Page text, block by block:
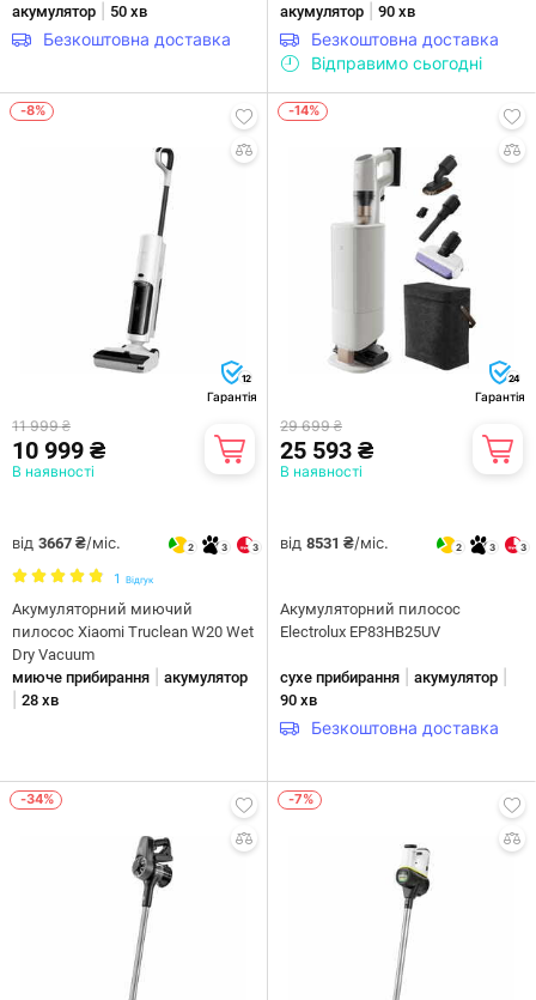
акумулятор 50 хв
Безкоштовна доставка
акумулятор 90 хв
Безкоштовна доставка
Відправимо сьогодні
-8%
12
Гарантія
11 999 ₴
10 999 ₴
В наявності
від 3667 ₴/міс. 2 3 3
1 Відгук
Акумуляторний миючий
пилосос Xiaomi Truclean W20 Wet
Dry Vacuum
миюче прибирання
акумулятор
28 хв
-14%
24
Гарантія
29 699 ₴
25 593 ₴
В наявності
від 8531 ₴/міс. 2 3 3
Акумуляторний пилосос
Electrolux EP83HB25UV
сухе прибирання акумулятор
90 хв
Безкоштовна доставка
-34% -7%